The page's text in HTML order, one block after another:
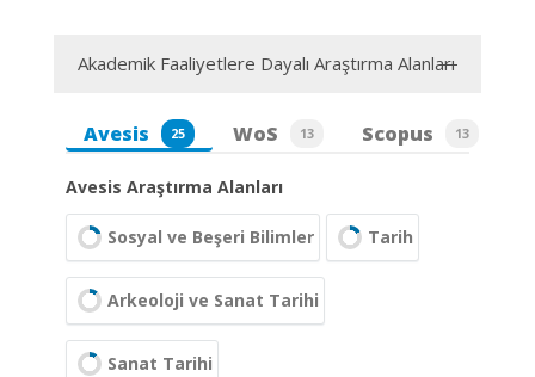
Akademik Faaliyetlere Dayalı Araştırma Alanları
Avesis 25 WoS 13 Scopus 13
Avesis Araştırma Alanları
Sosyal ve Beşeri Bilimler Tarih
Arkeoloji ve Sanat Tarihi
Sanat Tarihi